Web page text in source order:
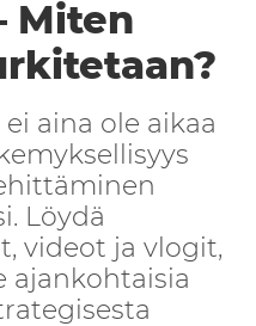
Miten
ei aina ole aikaa
Löydä
videot ja vlogit,
ajankohtaisia